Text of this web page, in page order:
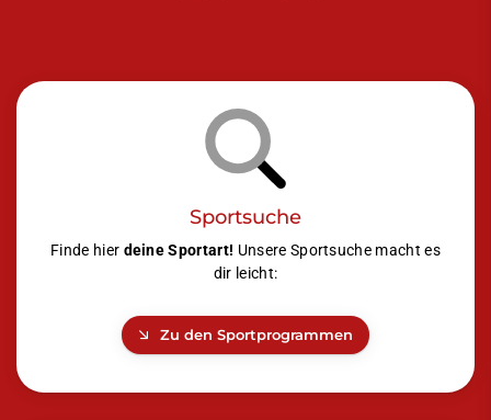
Sportsuche
Finde hier deine Sportart! Unsere Sportsuche macht es
dir leicht:
Zu den Sportprogrammen